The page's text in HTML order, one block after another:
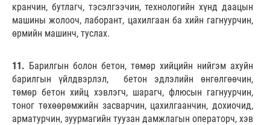
кранчин, бутлагч, тэсэлгээчин, технологийн хүнд даацын
машины жолооч, лаборант, цахилгаан ба хийн гагнуурчин,
өрмийн машинч, туслах.
11. Барилгын болон бетон, төмөр хийцийн нийгэм ахуйн
барилгын үйлдвэрлэл, бетон эдлэлийн өнгөлгөөчин,
төмөр бетон хийц хэвлэгч, шарагч, флюсын гагнуурчин,
тоног төхөөрөмжийн засварчин, цахилгаанчин, дохиочид,
арматурчин, зуурмагийн туузан дамжлагын операторч, хэв